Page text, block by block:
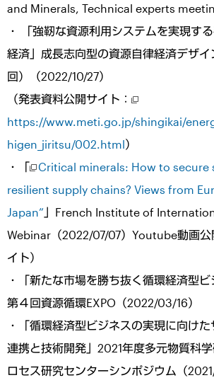
and Minerals, Technical experts
・ 「強靭な資源利用システムを実現す
経済」成長志向型の資源自律経済デザイ
回）（2022/10/27）
（発表資料公開サイト：
https://www.meti.go.jp/shingikai/
higen_jiritsu/002.html）
・「
Critical minerals: How to secure
resilient supply chains? Views from
Japan” 」French Institute of
Webinar（2022/07/07）Youtube動画公
イト）
・「新たな市場を勝ち抜く循環経済型ビ
第４回資源循環EXPO（2022/03/16）
・「循環経済型ビジネスの実現に向け
連携と技術開発」2021年度多元物質科
ロセス研究センターシンポジウム（2021/